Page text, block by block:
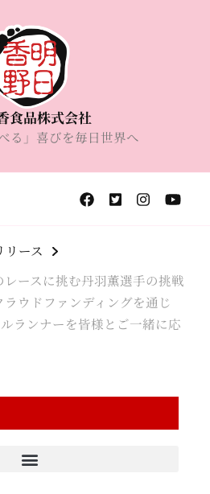
食品株式会社
る」喜びを毎日世界へ
リース
ースに挑む丹羽薫選手の挑戦
ウドファンディングを通じ
ランナーを皆様とご一緒に応